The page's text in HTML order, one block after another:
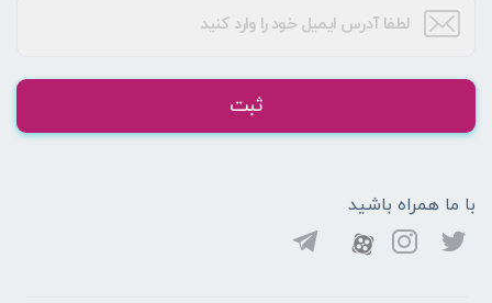
ثبت
با ما همراه باشید